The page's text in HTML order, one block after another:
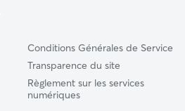
Conditions Générales de Service
Transparence du site
Règlement sur les services
numériques